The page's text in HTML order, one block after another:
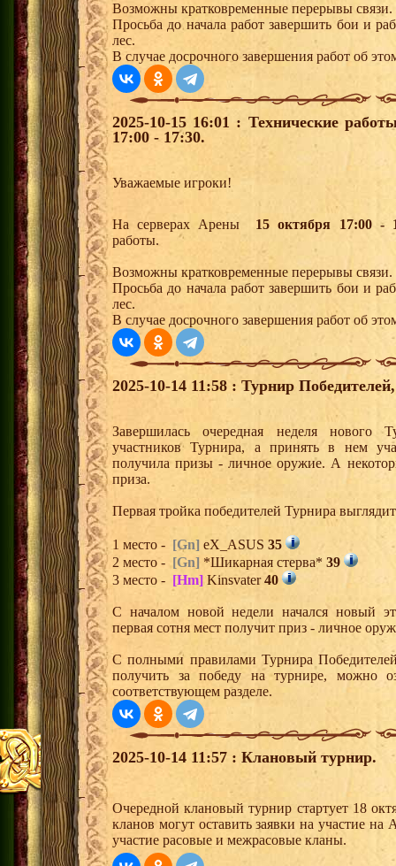
Возможны кратковременные перерывы связи.
Просьба до начала работ завершить бои и
лес.
В случае досрочного завершения работ об
2025-10-15 16:01 : Технические
17:00 - 17:30.
Уважаемые игроки!
На серверах Арены
15 октября 17:00 -
работы.
Возможны кратковременные перерывы связи.
Просьба до начала работ завершить бои и
лес.
В случае досрочного завершения работ об
2025-10-14 11:58 : Турнир
Завершилась очередная неделя нового
участников Турнира, а принять в нем
получила призы - личное оружие. А
приза.
Первая тройка победителей Турнира
1 место - [Gn] eX_ASUS 35
2 место - [Gn] *Шикарная стерва* 39
3 место - [Hm] Kinsvater40
С началом новой недели начался новый
первая сотня мест получит приз - личное
С полными правилами Турнира
получить за победу на турнире, можно
соответствующем разделе.
2025-10-14 11:57 : Клановый турнир.
Очередной клановый турнир стартует 18
кланов могут оставить заявки на участие
участие расовые и межрасовые кланы.